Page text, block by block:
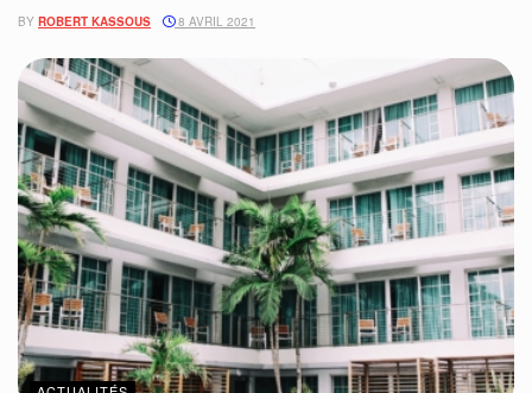
BY ROBERT KASSOUS 8 AVRIL 2021